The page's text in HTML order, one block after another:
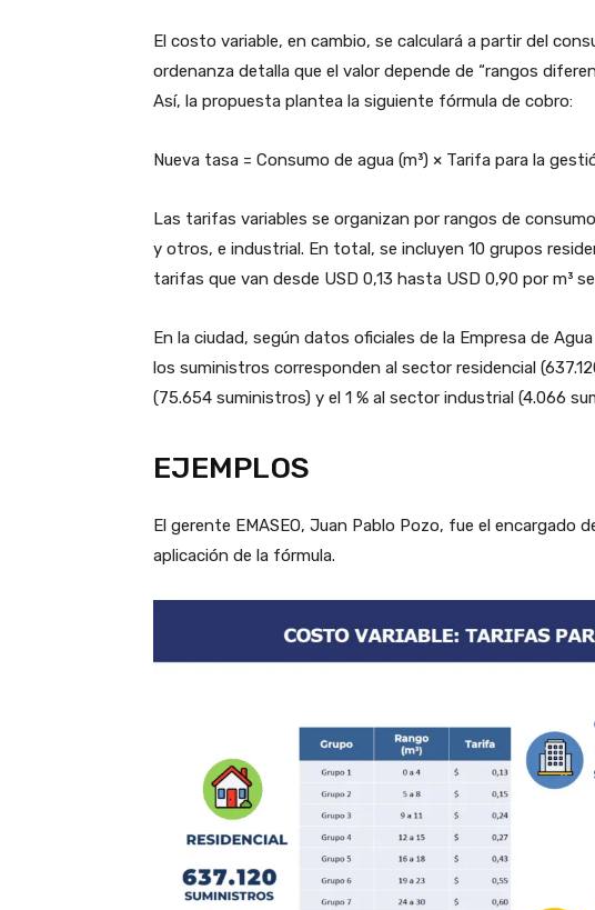
El costo variable, en cambio, se calculará a partir del
ordenanza detalla que el valor depende de “rangos
Así, la propuesta plantea la siguiente fórmula de cobro:
Nueva tasa = Consumo de agua (m³) × Tarifa para la
Las tarifas variables se organizan por rangos de
y otros, e industrial. En total, se incluyen 10 grupos
tarifas que van desde USD 0,13 hasta USD 0,90 por m³
En la ciudad, según datos oficiales de la Empresa de
los suministros corresponden al sector residencial
(75.654 suministros) y el 1 % al sector industrial (4.066
EJEMPLOS
El gerente EMASEO, Juan Pablo Pozo, fue el encargado
aplicación de la fórmula.